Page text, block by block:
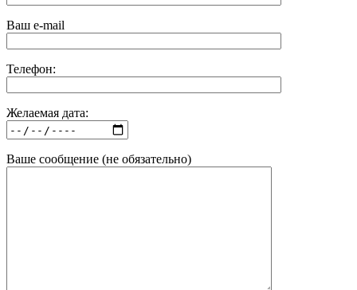
Ваш e-mail
Телефон:
Желаемая дата:
Ваше сообщение (не обязательно)